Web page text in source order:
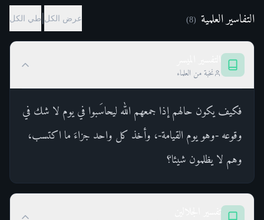
التفاسير العلمية (
8
) عرض الكل طي الكل
نخبة من العلماء
فكيف يكون حالهم إذا جمعهم الله ليحاسَبوا في يوم لا شك في
وقوعه -وهو يوم القيامة-، وأخذ كل واحد جزاءَ ما اكتسب،
وهم لا يظلمون شيئا؟